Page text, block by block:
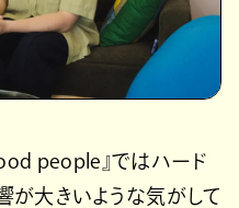
people』ではハード
が大きいような気がして